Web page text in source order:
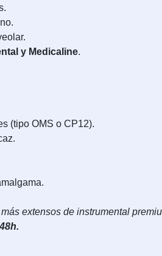
y Medicaline.
(tipo OMS o CP12).
extensos de instrumental